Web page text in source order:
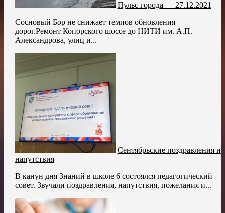
Пульс города — 27.12.2021
Сосновый Бор не снижает темпов обновления
дорог.Ремонт Копорского шоссе до НИТИ им. А.П.
Александрова, улиц и...
Сентябрьские поздравления и
напутствия
В канун дня Знаний в школе 6 состоялся педагогический
совет. Звучали поздравления, напутствия, пожелания и...